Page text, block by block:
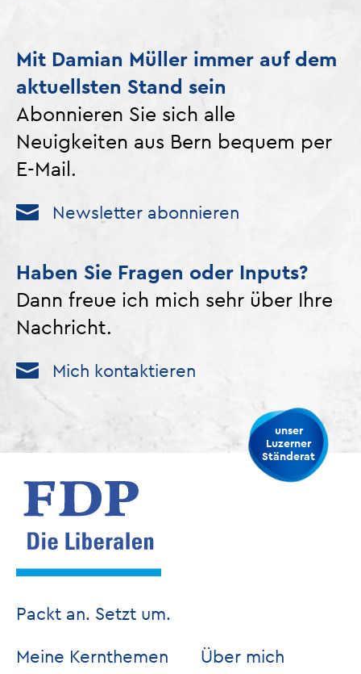
Mit Damian Müller immer auf dem
aktuellsten Stand sein
Abonnieren Sie sich alle
Neuigkeiten aus Bern bequem per
E-Mail.
Newsletter abonnieren
Haben Sie Fragen oder Inputs?
Dann freue ich mich sehr über Ihre
Nachricht.
Mich kontaktieren
unser
Luzerner
Ständerat
Packt an. Setzt um.
Meine Kernthemen
Über mich